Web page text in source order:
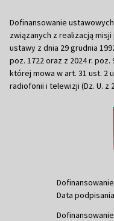
Dofinansowanie
związanych z realizacją
ustawy z dnia 29 grudnia
poz. 1722 oraz z 2024 r.
której mowa w art. 31 ust. 2
radiofonii i telewizji (Dz. U. z
Dofinansowanie
Data
Dofinansowanie